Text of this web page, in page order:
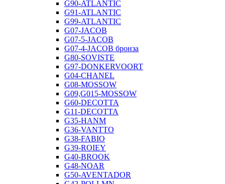
G90-ATLANTIC
G91-ATLANTIC
G99-ATLANTIC
G07-JACOB
G07-5-JACOB
G07-4-JACOB бронза
G80-SOVISTE
G97-DONKERVOORT
G04-CHANEL
G08-MOSSOW
G09,G015-MOSSOW
G60-DECOTTA
G11-DECOTTA
G35-HANM
G36-VANTTO
G38-FABIO
G39-ROIEY
G40-BROOK
G48-NOAR
G50-AVENTADOR